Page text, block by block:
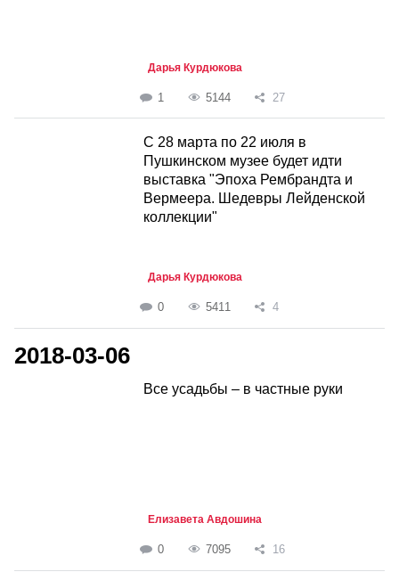
Дарья Курдюкова
1 5144 27
С 28 марта по 22 июля в
Пушкинском музее будет идти
выставка "Эпоха Рембрандта и
Вермеера. Шедевры Лейденской
коллекции"
Дарья Курдюкова
0 5411 4
2018-03-06
Все усадьбы – в частные руки
Елизавета Авдошина
0 7095 16